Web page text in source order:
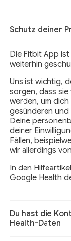
Schutz deiner
Die Fitbit App
weiterhin
Uns ist wichtig,
sorgen, dass
werden, um dich
gesünderen und
Deine
deiner
Fällen,
wir allerdings
In den
Google Health
Du hast die
Health-Daten